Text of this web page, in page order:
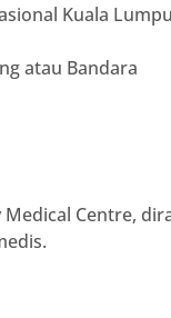
Kuala
atau Bandara
Centre,